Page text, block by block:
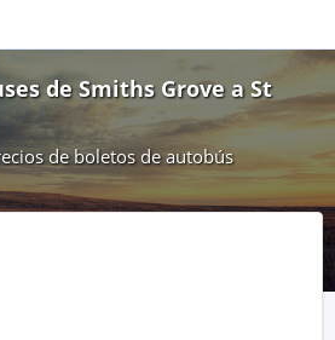
de Smiths Grove a St
de boletos de autobús